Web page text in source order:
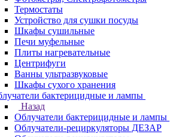
Термостаты
Устройство для сушки посуды
Шкафы сушильные
Печи муфельные
Плиты нагревательные
Центрифуги
Ванны ультразвуковые
Шкафы сухого хранения
бактерицидные и лампы
Назад
Облучатели бактерицидные и лампы
Облучатели-рециркуляторы ДЕЗАР